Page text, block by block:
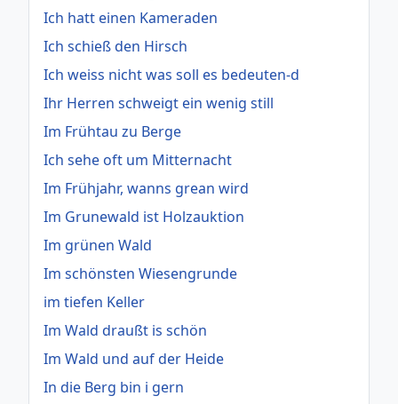
Ich hatt einen Kameraden
Ich schieß den Hirsch
Ich weiss nicht was soll es bedeuten-d
Ihr Herren schweigt ein wenig still
Im Frühtau zu Berge
Ich sehe oft um Mitternacht
Im Frühjahr, wanns grean wird
Im Grunewald ist Holzauktion
Im grünen Wald
Im schönsten Wiesengrunde
im tiefen Keller
Im Wald draußt is schön
Im Wald und auf der Heide
In die Berg bin i gern